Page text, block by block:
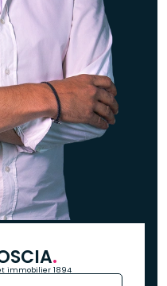
.
immobilier 1894